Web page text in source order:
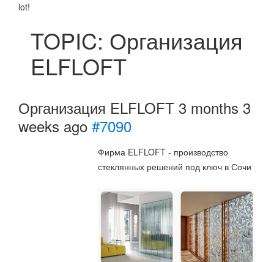
lot!
TOPIC: Организация
ELFLOFT
Организация ELFLOFT 3 months 3
weeks ago #7090
Фирма ELFLOFT - производство
стеклянных решений под ключ в Сочи